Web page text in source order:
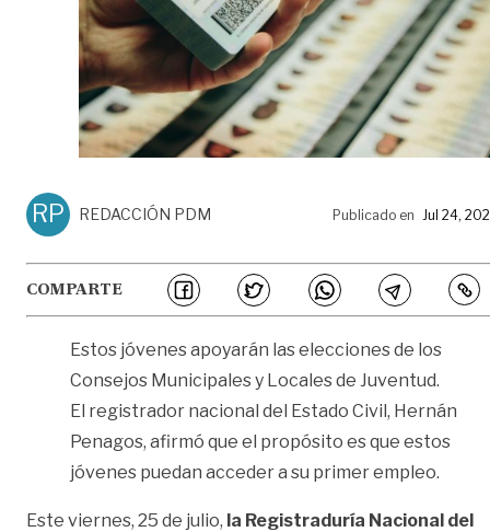
RP REDACCIÓN PDM Publicado en Jul 24,
COMPARTE
Estos jóvenes apoyarán las elecciones de los
Consejos Municipales y Locales de Juventud.
El registrador nacional del Estado Civil, Hernán
Penagos, afirmó que el propósito es que estos
jóvenes puedan acceder a su primer empleo.
Este viernes, 25 de julio, la Registraduría Nacional del